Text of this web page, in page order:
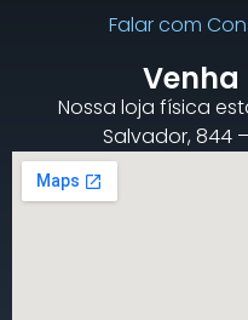
Falar com
Nossa loja física
Salvador, 844